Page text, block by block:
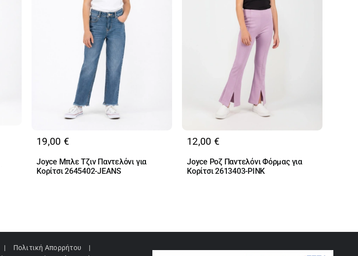
19,00 €
Joyce Μπλε Τζιν Παντελόνι για
Κορίτσι 2645402-JEANS
12,00 €
Joyce Ροζ Παντελόνι Φόρμας για
Κορίτσι 2613403-PINK
Πολιτική Απορρήτου